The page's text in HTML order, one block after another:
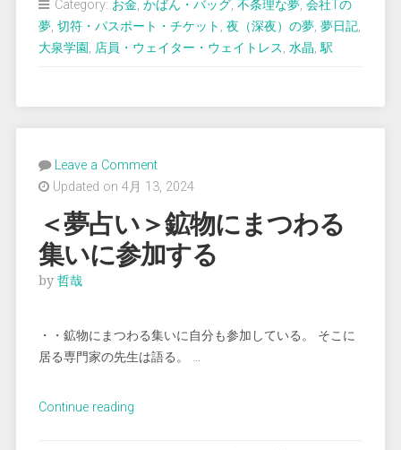
＞
パ
ー
ク
リ
タ
ル
買
う ”
Category: お金, かばん・バッグ, 不条理な夢, 会社Tの
夢, 切符・パスポート・チケット , 夜（深夜）の夢, 夢日記,
大泉学園, 店員・ウェイター・ウェイトレス, 水晶,駅
Leave a Comment
Updated on 4月 13, 2024
＜夢占い＞鉱物にまつわる
集いに参加する
by 哲哉
・・鉱物にまつわる集いに自分も参加している。 そこに
居る専門家の先生は語る。 …
Continue reading“＜